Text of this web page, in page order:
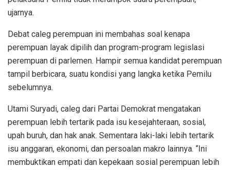
ujarnya.
Debat caleg perempuan ini membahas soal kenapa
perempuan layak dipilih dan program-program legislasi
perempuan di parlemen. Hampir semua kandidat perempuan
tampil berbicara, suatu kondisi yang langka ketika Pemilu
sebelumnya.
Utami Suryadi, caleg dari Partai Demokrat mengatakan
perempuan lebih tertarik pada isu kesejahteraan, sosial,
upah buruh, dan hak anak. Sementara laki-laki lebih tertarik
isu anggaran, ekonomi, dan persoalan makro lainnya. “Ini
membuktikan empati dan kepekaan sosial perempuan lebih